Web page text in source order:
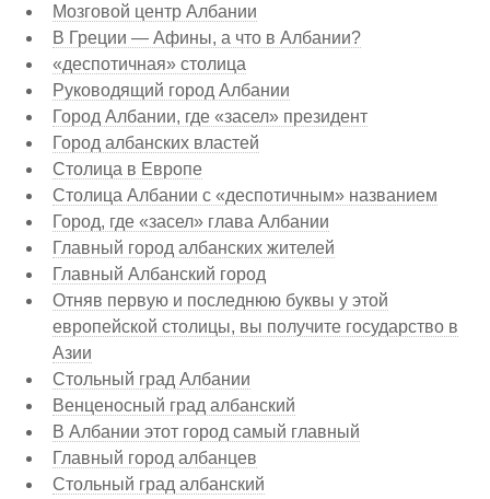
Мозговой центр Албании
В Греции — Афины, а что в Албании?
«деспотичная» столица
Руководящий город Албании
Город Албании, где «засел» президент
Город албанских властей
Столица в Европе
Столица Албании с «деспотичным» названием
Город, где «засел» глава Албании
Главный город албанских жителей
Главный Албанский город
Отняв первую и последнюю буквы у этой
европейской столицы, вы получите государство в
Азии
Стольный град Албании
Венценосный град албанский
В Албании этот город самый главный
Главный город албанцев
Стольный град албанский